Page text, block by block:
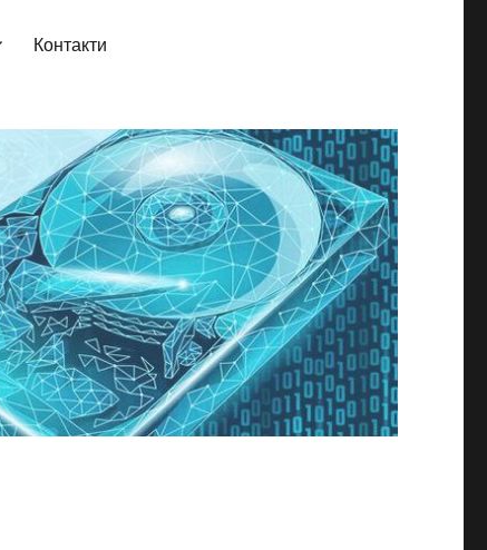
Контакти